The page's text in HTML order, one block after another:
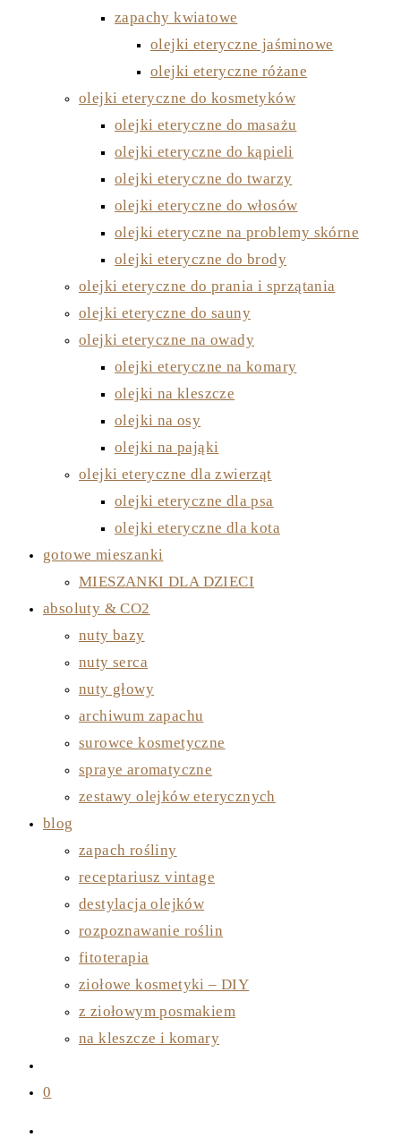
zapachy kwiatowe
olejki eteryczne jaśminowe
olejki eteryczne różane
olejki eteryczne do kosmetyków
olejki eteryczne do masażu
olejki eteryczne do kąpieli
olejki eteryczne do twarzy
olejki eteryczne do włosów
olejki eteryczne na problemy skórne
olejki eteryczne do brody
olejki eteryczne do prania i sprzątania
olejki eteryczne do sauny
olejki eteryczne na owady
olejki eteryczne na komary
olejki na kleszcze
olejki na osy
olejki na pająki
olejki eteryczne dla zwierząt
olejki eteryczne dla psa
olejki eteryczne dla kota
gotowe mieszanki
MIESZANKI DLA DZIECI
absoluty & CO2
nuty bazy
nuty serca
nuty głowy
archiwum zapachu
surowce kosmetyczne
spraye aromatyczne
zestawy olejków eterycznych
blog
zapach rośliny
receptariusz vintage
destylacja olejków
rozpoznawanie roślin
fitoterapia
ziołowe kosmetyki – DIY
z ziołowym posmakiem
na kleszcze i komary
0